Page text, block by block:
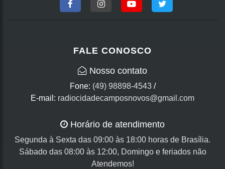
FALE CONOSCO
Nosso contato
Fone: (49) 98898-4543/
E-mail: radiocidadecamposnovos@gmail.com
Horário de atendimento
Segunda à Sexta das 09:00 às 18:00 horas de Brasília.
Sábado das 08:00 às 12:00, Domingo e feriados não
Atendemos!